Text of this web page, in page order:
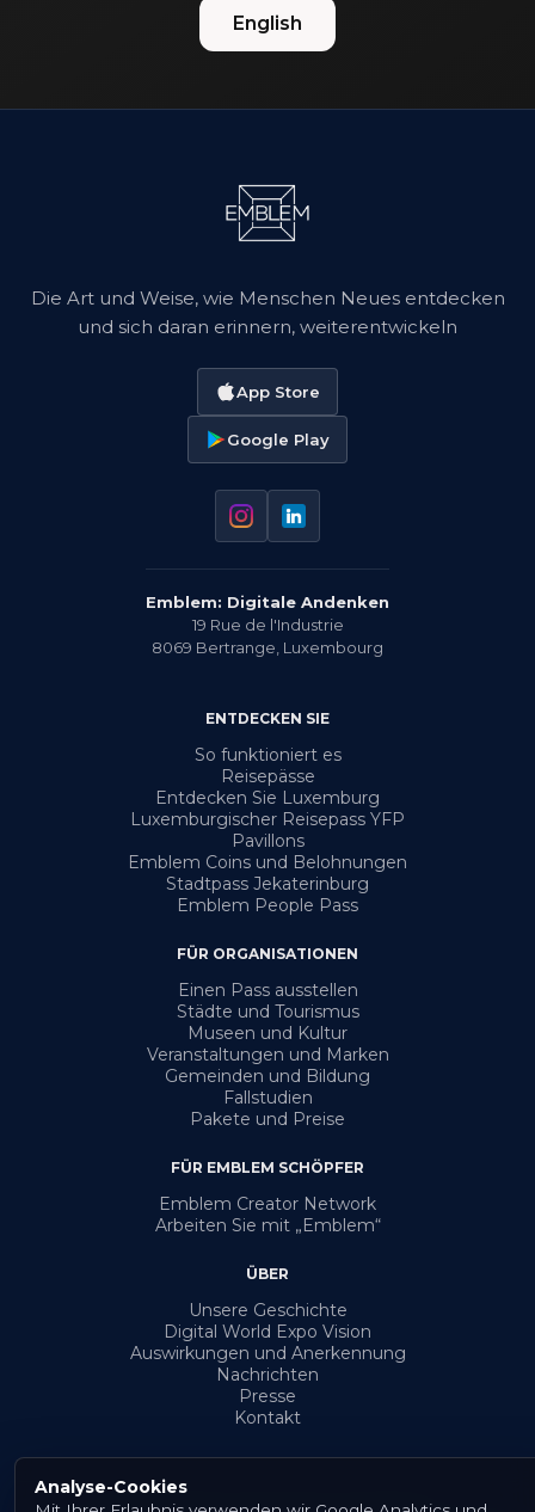
English
Die Art und Weise, wie Menschen Neues entdecken
und sich daran erinnern, weiterentwickeln
App Store
Google Play
Emblem: Digitale Andenken
19 Rue de l'Industrie
8069 Bertrange Luxembourg
ENTDECKEN SIE
So funktioniert es
Reisepässe
Entdecken Sie Luxemburg
Luxemburgischer Reisepass YFP
Pavillons
Emblem Coins und Belohnungen
Stadtpass Jekaterinburg
Emblem People Pass
FÜR ORGANISATIONEN
Einen Pass ausstellen
Städte und Tourismus
Museen und Kultur
Veranstaltungen und Marken
Gemeinden und Bildung
Fallstudien
Pakete und Preise
FÜR EMBLEM SCHÖPFER
Emblem Creator Network
Arbeiten Sie mit „Emblem“
ÜBER
Unsere Geschichte
Digital World Expo Vision
Auswirkungen und Anerkennung
Nachrichten
Presse
Kontakt
Analyse-Cookies